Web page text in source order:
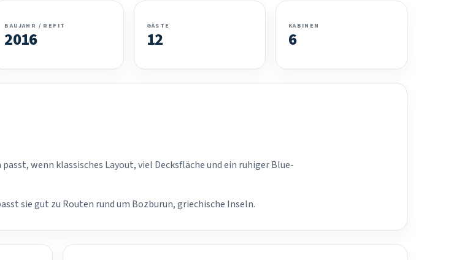
BAUJAHR / REFIT
2016
GÄSTE
12
KABINEN
6
wenn klassisches Layout, viel Decksfläche und ein ruhiger Blue-
sie gut zu Routen rund um Bozburun, griechische Inseln.